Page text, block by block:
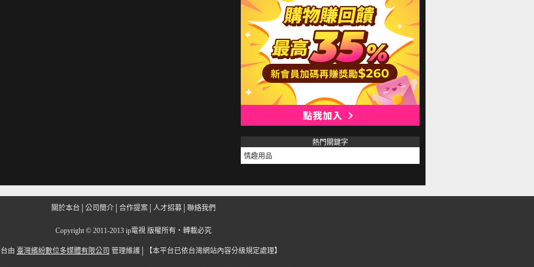
熱門關鍵字
情趣用品
關於本台 公司簡介 合作提案 人才招募 聯絡我們
Copyright © 2011-2013 ip電視 版權所有‧轉載必究
由 臺灣繽紛數位多媒體有限公司 管理維護│ 【本平台已依台灣網站內容分級規定處理】